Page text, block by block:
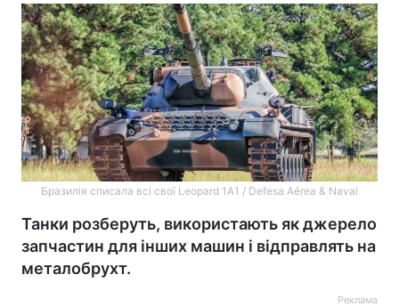
Бразилія списала всі свої Leopard 1A1 / Defesa Aérea & Naval
Танки розберуть, використають як джерело
запчастин для інших машин і відправлять на
металобрухт.
Реклама